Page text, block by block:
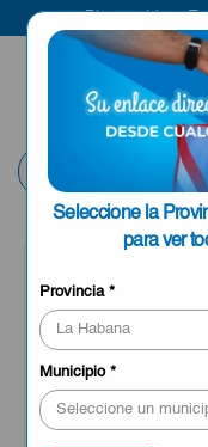
Seleccione la
para ver
Provincia*
Municipio*